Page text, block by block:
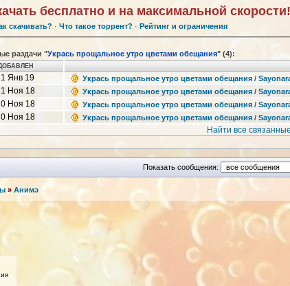
бесплатно и на максимальной скорости!
скачивать? ·Что такое торрент? · Рейтинг и ограничения
раздачи "Укрась прощальное утро цветами обещания" (4):
Янв 19 Укрась прощальное утро цветами обещания /
Ноя 18
Укрась прощальное утро цветами обещания /
Ноя 18
Укрась прощальное утро цветами обещания /
Ноя 18
Укрась прощальное утро цветами обещания /
Найти все
Показать сообщения:
» Анимэ